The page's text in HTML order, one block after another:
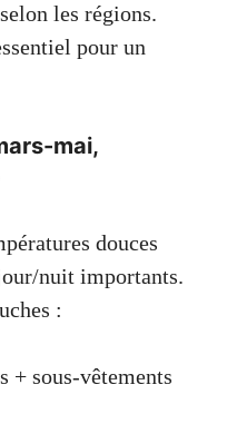
les régions.
pour un
mai,
douces
nuit importants.
:
+ sous-vêtements